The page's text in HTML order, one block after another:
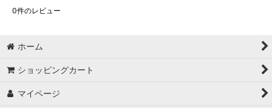
0件のレビュー
ホーム
ショッピングカート
マイページ